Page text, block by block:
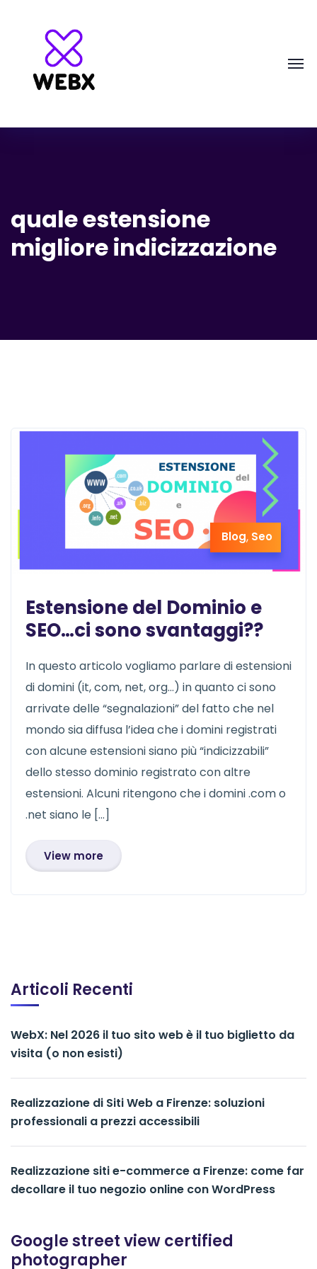
quale estensione
migliore indicizzazione
Blog, Seo
Estensione del Dominio e
SEO…ci sono svantaggi??
In questo articolo vogliamo parlare di estensioni
di domini (it, com, net, org…) in quanto ci sono
arrivate delle “segnalazioni” del fatto che nel
mondo sia diffusa l’idea che i domini registrati
con alcune estensioni siano più “indicizzabili”
dello stesso dominio registrato con altre
estensioni. Alcuni ritengono che i domini .com o
.net siano le […]
View more
Articoli Recenti
WebX: Nel 2026 il tuo sito web è il tuo biglietto da
visita (o non esisti)
Realizzazione di Siti Web a Firenze: soluzioni
professionali a prezzi accessibili
Realizzazione siti e-commerce a Firenze: come far
decollare il tuo negozio online con WordPress
Google street view certified
photographer